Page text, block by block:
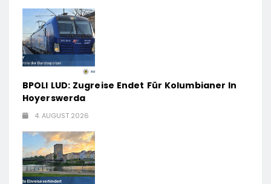
BPOLI LUD: Zugreise Endet Für Kolumbianer In
Hoyerswerda
4. AUGUST 2026